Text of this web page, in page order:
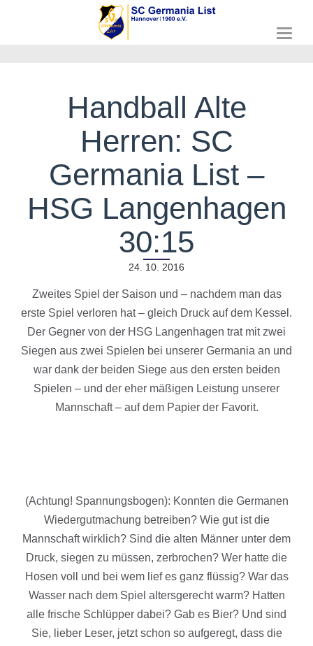
T
t
Handball Alte
Herren: SC
Germania List –
HSG Langenhagen
30:15
24. 10. 2016
Zweites Spiel der Saison und – nachdem man das
erste Spiel verloren hat – gleich Druck auf dem Kessel.
Der Gegner von der HSG Langenhagen trat mit zwei
Siegen aus zwei Spielen bei unserer Germania an und
war dank der beiden Siege aus den ersten beiden
Spielen – und der eher mäßigen Leistung unserer
Mannschaft – auf dem Papier der Favorit.
(Achtung! Spannungsbogen): Konnten die Germanen
Wiedergutmachung betreiben? Wie gut ist die
Mannschaft wirklich? Sind die alten Männer unter dem
Druck, siegen zu müssen, zerbrochen? Wer hatte die
Hosen voll und bei wem lief es ganz flüssig? War das
Wasser nach dem Spiel altersgerecht warm? Hatten
alle frische Schlüpper dabei? Gab es Bier? Und sind
Sie, lieber Leser, jetzt schon so aufgeregt, dass die